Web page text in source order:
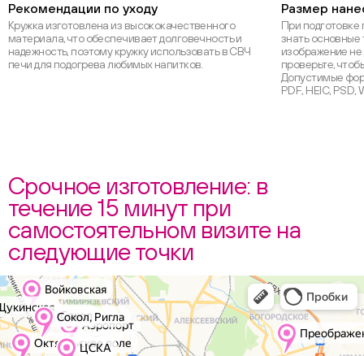
Рекомендации по уходу
Кружка изготовлена из высококачественного
материала, что обеспечивает долговечность и
надежность, поэтому кружку использовать в СВЧ
печи для подогрева любимых напитков.
Размер
При подготовке
знать
изображение
проверьте,
Допустимые
PDF, HEIC, PSD,
Срочное изготовление: в
течение 15 минут при
самостоятельном визите на
следующие точки